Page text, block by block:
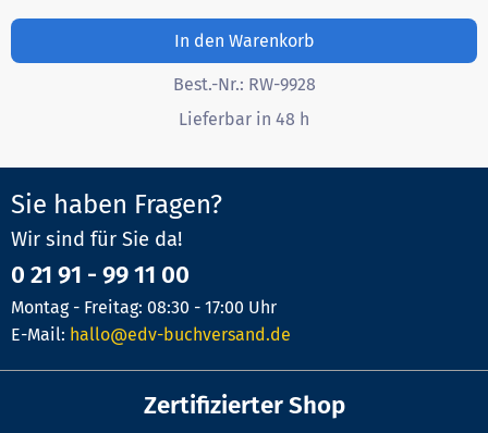
In den Warenkorb
Best.-Nr.: RW-9928
Lieferbar in 48 h
Sie haben Fragen?
Wir sind für Sie da!
0 21 91 - 99 11 00
Montag - Freitag: 08:30 - 17:00 Uhr
E-Mail: hallo@edv-buchversand.de
Zertifizierter Shop